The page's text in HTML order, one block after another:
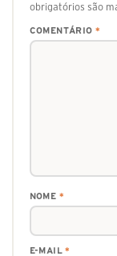
obrigatórios são
COMENTÁRIO *
NOME *
E-MAIL*